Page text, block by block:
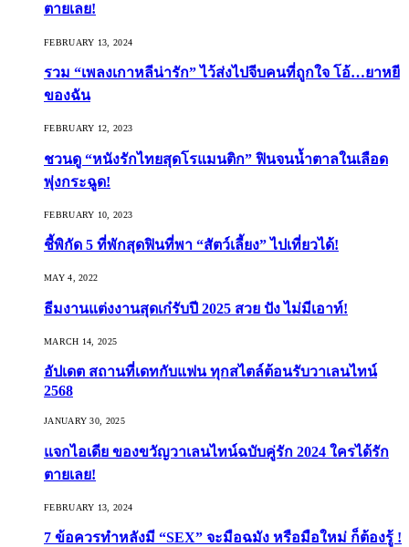
ตายเลย!
FEBRUARY 13, 2024
รวม “เพลงเกาหลีน่ารัก” ไว้ส่งไปจีบคนที่ถูกใจ โอ้…ยาหยี
ของฉัน
FEBRUARY 12, 2023
ชวนดู “หนังรักไทยสุดโรแมนติก” ฟินจนน้ำตาลในเลือด
พุ่งกระฉูด!
FEBRUARY 10, 2023
ชี้พิกัด 5 ที่พักสุดฟินที่พา “สัตว์เลี้ยง” ไปเที่ยวได้!
MAY 4, 2022
ธีมงานแต่งงานสุดเก๋รับปี 2025 สวย ปัง ไม่มีเอาท์!
MARCH 14, 2025
อัปเดต สถานที่เดทกับแฟน ทุกสไตล์ต้อนรับวาเลนไทน์
2568
JANUARY 30, 2025
แจกไอเดีย ของขวัญวาเลนไทน์ฉบับคู่รัก 2024 ใครได้รัก
ตายเลย!
FEBRUARY 13, 2024
7 ข้อควรทำหลังมี “SEX” จะมือฉมัง หรือมือใหม่ ก็ต้องรู้ !